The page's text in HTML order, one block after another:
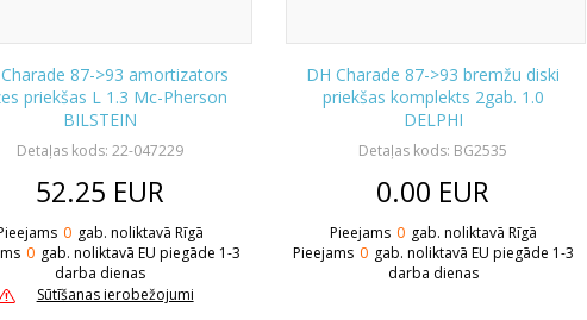
87->93 amortizators
priekšas L 1.3 Mc-Pherson
BILSTEIN
Detaļas kods: 22-047229
52.25 EUR
0 gab. noliktavā Rīgā
0 gab. noliktavā EU piegāde 1-3
darba dienas
Sūtīšanas ierobežojumi
DH Charade 87->93 bremžu diski
priekšas komplekts 2gab. 1.0
DELPHI
Detaļas kods: BG2535
0.00 EUR
Pieejams 0 gab. noliktavā Rīgā
Pieejams 0 gab. noliktavā EU piegāde 1-3
darba dienas